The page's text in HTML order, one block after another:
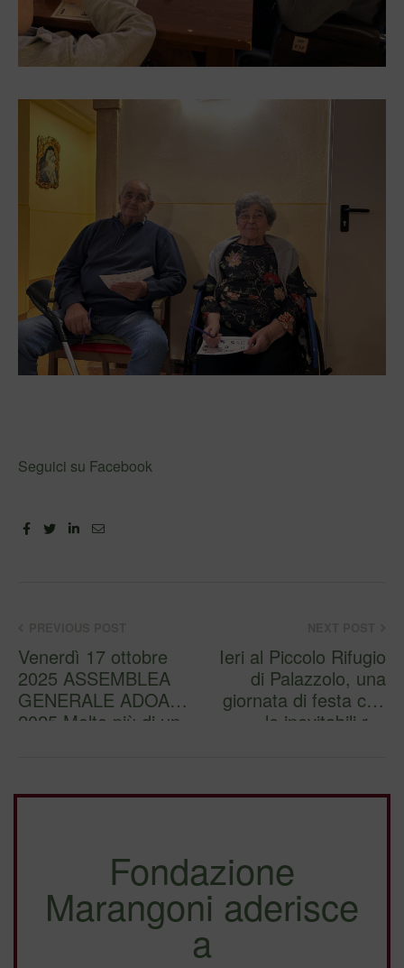
Seguici su Facebook
FacebookTwitterLinkedin
Email
Venerdì 17 ottobre
2025 ASSEMBLEA
GENERALE ADOA
2025 Molto più di un
Ieri al Piccolo Rifugio
di Palazzolo, una
giornata di festa con
le inevitabili r…
Fondazione
Marangoni aderisce
a